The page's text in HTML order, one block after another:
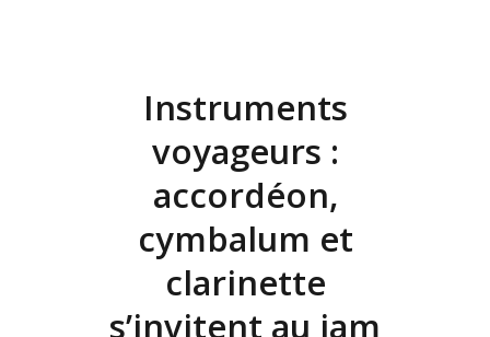
Instruments
voyageurs :
accordéon,
cymbalum et
clarinette
s’invitent au jam